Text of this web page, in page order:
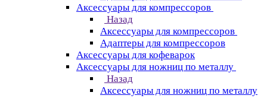
Аксессуары для компрессоров
Назад
Аксессуары для компрессоров
Адаптеры для компрессоров
Аксессуары для кофеварок
Аксессуары для ножниц по металлу
Назад
Аксессуары для ножниц по металлу